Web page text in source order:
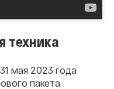
техника
мая 2023 года
пакета